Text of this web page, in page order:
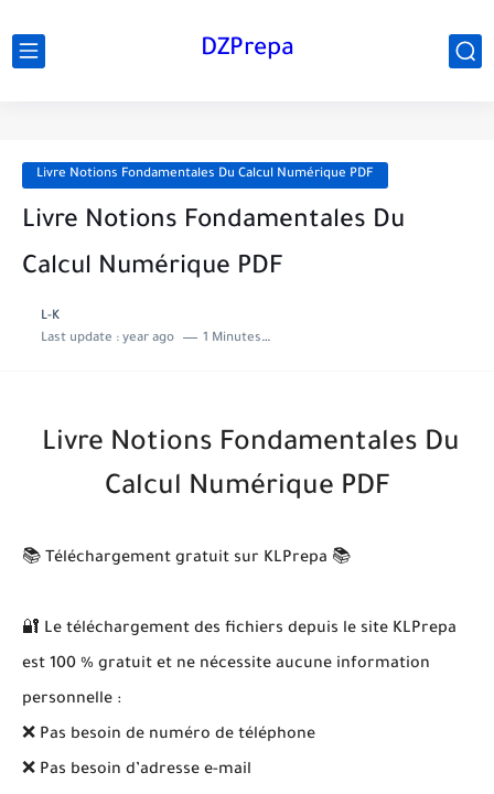
DZPrepa
Livre Notions Fondamentales Du Calcul Numérique PDF
Livre Notions Fondamentales Du
Calcul Numérique PDF
L-K
Last update : year ago 1 Minutes to read
Livre Notions Fondamentales Du
Calcul Numérique PDF
📚 Téléchargement gratuit sur KLPrepa 📚
🔐 Le téléchargement des fichiers depuis le site KLPrepa
est 100 % gratuit et ne nécessite aucune information
personnelle :
❌ Pas besoin de numéro de téléphone
❌ Pas besoin d’adresse e-mail